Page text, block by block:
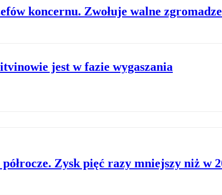
koncernu. Zwołuje walne
jest w fazie wygaszania
Zysk pięć razy mniejszy niż w